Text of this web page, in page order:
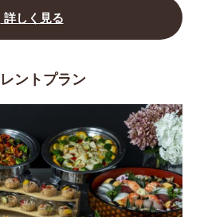
詳しく見る
ントプラン